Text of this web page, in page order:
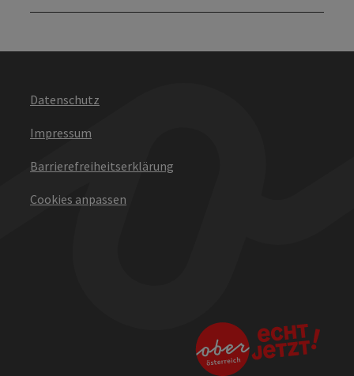
Datenschutz
Impressum
Barrierefreiheitserklärung
Cookies anpassen